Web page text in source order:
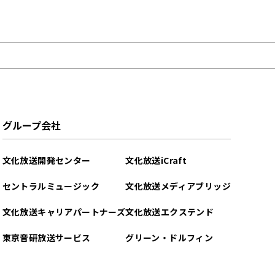
グループ会社
文化放送開発センター
セントラルミュージック
文化放送キャリアパートナーズ
東京音研放送サービス
文化放送iCraft
文化放送メディアブリッジ
文化放送エクステンド
グリーン・ドルフィン